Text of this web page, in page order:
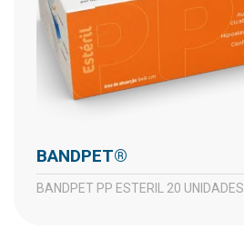
BANDPET®
BANDPET PP ESTERIL 20 UNIDADES